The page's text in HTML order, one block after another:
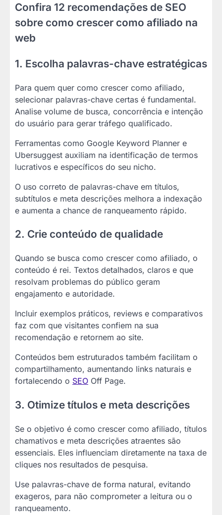
Confira 12 recomendações de SEO
sobre como crescer como afiliado na
web
1. Escolha palavras-chave estratégicas
Para quem quer como crescer como afiliado,
selecionar palavras-chave certas é fundamental.
Analise volume de busca, concorrência e intenção
do usuário para gerar tráfego qualificado.
Ferramentas como Google Keyword Planner e
Ubersuggest auxiliam na identificação de termos
lucrativos e específicos do seu nicho.
O uso correto de palavras-chave em títulos,
subtítulos e meta descrições melhora a indexação
e aumenta a chance de ranqueamento rápido.
2. Crie conteúdo de qualidade
Quando se busca como crescer como afiliado, o
conteúdo é rei. Textos detalhados, claros e que
resolvam problemas do público geram
engajamento e autoridade.
Incluir exemplos práticos, reviews e comparativos
faz com que visitantes confiem na sua
recomendação e retornem ao site.
Conteúdos bem estruturados também facilitam o
compartilhamento, aumentando links naturais e
fortalecendo o SEO Off Page.
3. Otimize títulos e meta descrições
Se o objetivo é como crescer como afiliado, títulos
chamativos e meta descrições atraentes são
essenciais. Eles influenciam diretamente na taxa de
cliques nos resultados de pesquisa.
Use palavras-chave de forma natural, evitando
exageros, para não comprometer a leitura ou o
ranqueamento.